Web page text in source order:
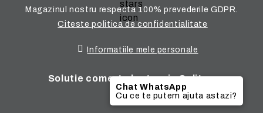
Magazinul nostru respecta 100% prevederile GDPR.
Citeste politica de confidentialitate
Informatiile mele personale
Solutie comert electronic Seliton
Chat WhatsApp
Cu ce te putem ajuta astazi?